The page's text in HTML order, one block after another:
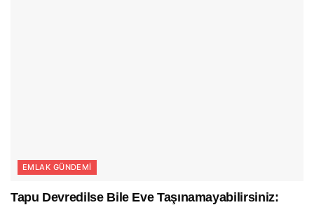
EMLAK GÜNDEMI
Tapu Devredilse Bile Eve Taşınamayabilirsiniz: